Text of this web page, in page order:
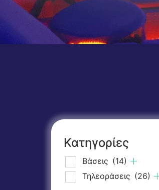
Κατηγορίες
Βάσεις (14)
Τηλεοράσεις (26)